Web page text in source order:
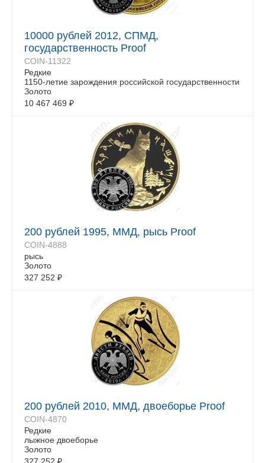
10000 рублей 2012, СПМД,
государственность Proof
COIN-11322
Редкие
1150-летие зарождения российской государственности
Золото
10 467 469 ₽
200 рублей 1995, ММД, рысь Proof
COIN-4888
рысь
Золото
327 252 ₽
200 рублей 2010, ММД, двоеборье Proof
COIN-4870
Редкие
лыжное двоеборье
Золото